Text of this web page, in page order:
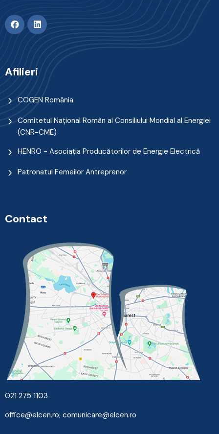
Afilieri
COGEN România
Comitetul Naţional Român al Consiliului Mondial al Energiei
(CNR-CME)
HENRO - Asociația Producătorilor de Energie Electrică
Patronatul Femeilor Antreprenor
Contact
021 275 1103
office@elcen.ro; comunicare@elcen.ro